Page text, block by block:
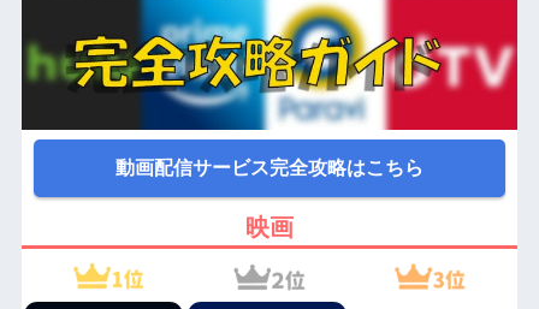
動画配信サービス完全攻略はこちら
映画